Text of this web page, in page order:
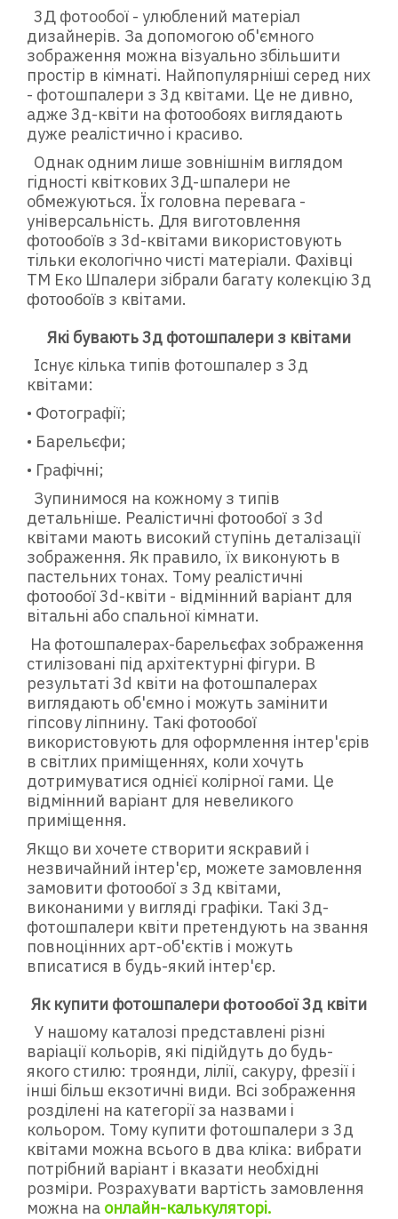
3Д фотообої - улюблений матеріал
дизайнерів. За допомогою об'ємного
зображення можна візуально збільшити
простір в кімнаті. Найпопулярніші серед них
- фотошпалери з 3д квітами. Це не дивно,
адже 3д-квіти на фотообоях виглядають
дуже реалістично і красиво.
Однак одним лише зовнішнім виглядом
гідності квіткових 3Д-шпалери не
обмежуються. Їх головна перевага -
універсальність. Для виготовлення
фотообоїв з 3d-квітами використовують
тільки екологічно чисті матеріали. Фахівці
ТМ Еко Шпалери зібрали багату колекцію 3д
фотообоїв з квітами.
Які бувають 3д фотошпалери з квітами
Існує кілька типів фотошпалер з 3д
квітами:
• Фотографії;
• Барельєфи;
• Графічні;
Зупинимося на кожному з типів
детальніше. Реалістичні фотообої з 3d
квітами мають високий ступінь деталізації
зображення. Як правило, їх виконують в
пастельних тонах. Тому реалістичні
фотообої 3d-квіти - відмінний варіант для
вітальні або спальної кімнати.
На фотошпалерах-барельєфах зображення
стилізовані під архітектурні фігури. В
результаті 3d квіти на фотошпалерах
виглядають об'ємно і можуть замінити
гіпсову ліпнину. Такі фотообої
використовують для оформлення інтер'єрів
в світлих приміщеннях, коли хочуть
дотримуватися однієї колірної гами. Це
відмінний варіант для невеликого
приміщення.
Якщо ви хочете створити яскравий і
незвичайний інтер'єр, можете замовлення
замовити фотообої з 3д квітами,
виконаними у вигляді графіки. Такі 3д-
фотошпалери квіти претендують на звання
повноцінних арт-об'єктів і можуть
вписатися в будь-який інтер'єр.
Як купити фотошпалери фотообої3д квіти
У нашому каталозі представлені різні
варіації кольорів, які підійдуть до будь-
якого стилю: троянди, лілії, сакуру, фрезії і
інші більш екзотичні види. Всі зображення
розділені на категорії за назвами і
кольором. Тому купити фотошпалери з 3д
квітами можна всього в два кліка: вибрати
потрібний варіант і вказати необхідні
розміри. Розрахувати вартість замовлення
можна на онлайн-калькуляторі.